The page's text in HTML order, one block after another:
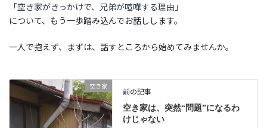
「空き家がきっかけで、兄弟が喧嘩する理由」
について、もう一歩踏み込んでお話しします。
一人で抱えず、まずは、話すところから始めてみませんか。
空き家
前の記事
空き家は、突然“問題”になるわ
けじゃない